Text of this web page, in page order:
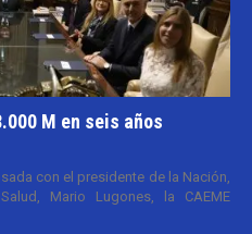
M en seis años
con el presidente de la Nación,
Mario Lugones, la CAEME